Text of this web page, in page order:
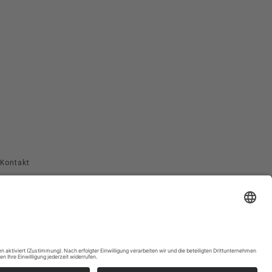
Kontakt